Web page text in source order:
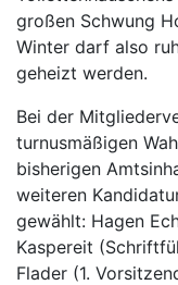
großen Schwung
Winter darf also
geheizt werden.
Bei der
turnusmäßigen
bisherigen
weiteren
gewählt: Hagen
Kaspereit
Flader (1.